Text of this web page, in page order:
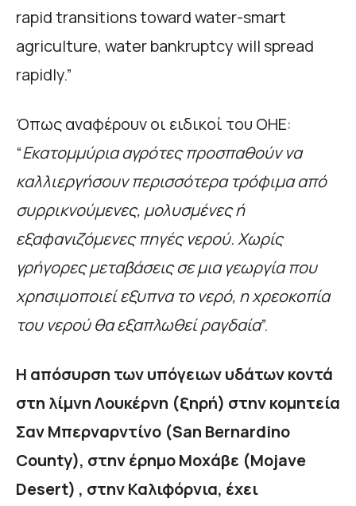
rapid transitions toward water-smart
agriculture, water bankruptcy will spread
rapidly.”
Όπως αναφέρουν οι ειδικοί του ΟΗΕ:
“Εκατομμύρια αγρότες προσπαθούν να
καλλιεργήσουν περισσότερα τρόφιμα από
συρρικνούμενες, μολυσμένες ή
εξαφανιζόμενες πηγές νερού. Χωρίς
γρήγορες μεταβάσεις σε μια γεωργία που
χρησιμοποιεί εξυπνα το νερό, η χρεοκοπία
του νερού θα εξαπλωθεί ραγδαία”.
Η απόσυρση των υπόγειων υδάτων κοντά
στη λίμνη Λουκέρνη (ξηρή) στην κομητεία
Σαν Μπερναρντίνο (San Bernardino
County), στην έρημο Μοχάβε (Mojave
Desert) , στην Καλιφόρνια, έχει